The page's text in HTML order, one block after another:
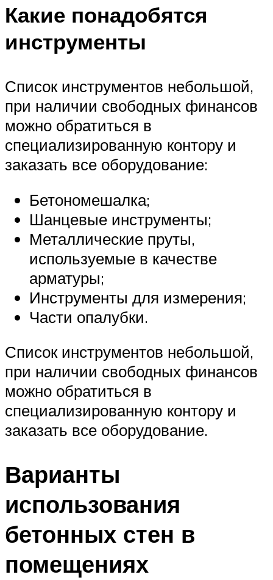
Какие понадобятся
инструменты
Список инструментов небольшой,
при наличии свободных финансов
можно обратиться в
специализированную контору и
заказать все оборудование:
Бетономешалка;
Шанцевые инструменты;
Металлические пруты,
используемые в качестве
арматуры;
Инструменты для измерения;
Части опалубки.
Список инструментов небольшой,
при наличии свободных финансов
можно обратиться в
специализированную контору и
заказать все оборудование.
Варианты
использования
бетонных стен в
помещениях